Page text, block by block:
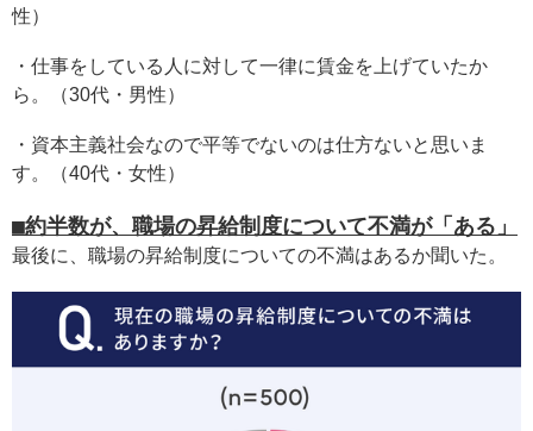
性）
・仕事をしている人に対して一律に賃金を上げていたか
ら。（30代・男性）
・資本主義社会なので平等でないのは仕方ないと思いま
す。（40代・女性）
■約半数が、職場の昇給制度について不満が「ある」
最後に、職場の昇給制度についての不満はあるか聞いた。